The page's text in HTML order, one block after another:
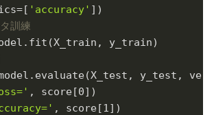
'accuracy'
訓練
y_test,
, score[0])
, score[1])